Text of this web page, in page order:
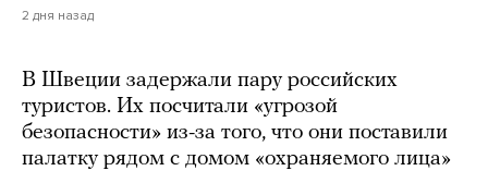
2 дня назад
В Швеции задержали пару российских
туристов. Их посчитали «угрозой
безопасности» из-за того, что они поставили
палатку рядом с домом «охраняемого лица»